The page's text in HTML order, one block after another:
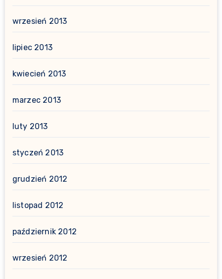
wrzesień 2013
lipiec 2013
kwiecień 2013
marzec 2013
luty 2013
styczeń 2013
grudzień 2012
listopad 2012
październik 2012
wrzesień 2012